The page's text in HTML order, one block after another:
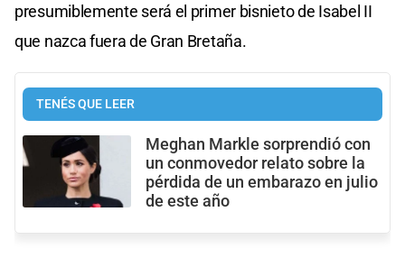
presumiblemente será el primer bisnieto de Isabel II
que nazca fuera de Gran Bretaña.
TENÉS QUE LEER
Meghan Markle sorprendió con
un conmovedor relato sobre la
pérdida de un embarazo en julio
de este año